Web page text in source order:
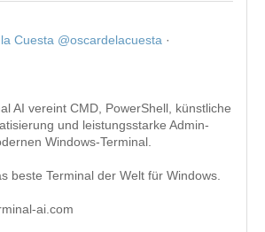
Cuesta @oscardelacuesta ·
AI vereint CMD, PowerShell, künstliche
und leistungsstarke Admin-
Windows-Terminal.
beste Terminal der Welt für Windows.
ai.com